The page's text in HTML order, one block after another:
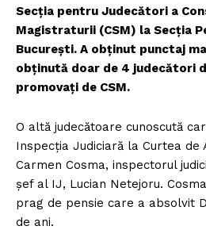
Secția pentru Judecători a
Magistraturii (CSM) la Secția
București. A obținut punctaj
obținută doar de 4 judecători
promovați de CSM.
O altă judecătoare cunoscută
Inspecția Judiciară la Curtea de
Carmen Cosma, inspectorul
șef al IJ, Lucian Netejoru.
prag de pensie care a absolvit
de ani.